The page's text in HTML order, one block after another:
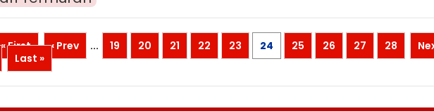
« First ‹ Prev ... 19 20 21 22 23 24 25 26 27 28
Last »